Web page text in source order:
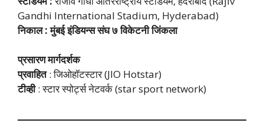
Gandhi International Stadium, Hyderabad)
निकाल : मुंबई इंडियन्ससंघ७ विकेटनी जिंकला
प्रसारण मार्गदर्शक
प्रवाहित: जिओहॉटस्टार (JIO Hotstar)
टीव्ही: स्टार स्पोर्ट्स नेटवर्क (star sport network)